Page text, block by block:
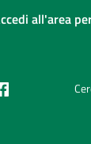
all'area